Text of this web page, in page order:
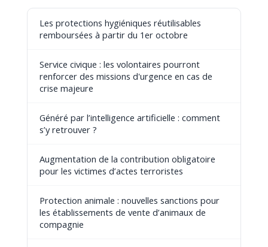
Les protections hygiéniques réutilisables
remboursées à partir du 1er octobre
Service civique : les volontaires pourront
renforcer des missions d'urgence en cas de
crise majeure
Généré par l’intelligence artificielle : comment
s’y retrouver ?
Augmentation de la contribution obligatoire
pour les victimes d’actes terroristes
Protection animale : nouvelles sanctions pour
les établissements de vente d’animaux de
compagnie